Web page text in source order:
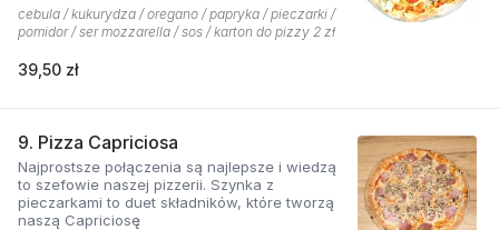
cebula / kukurydza / oregano / papryka / pieczarki /
pomidor / ser mozzarella / sos / karton do pizzy 2 zł
39,50 zł
9. Pizza Capriciosa
Najprostsze połączenia są najlepsze i wiedzą
to szefowie naszej pizzerii. Szynka z
pieczarkami to duet składników, które tworzą
naszą Capriciosę